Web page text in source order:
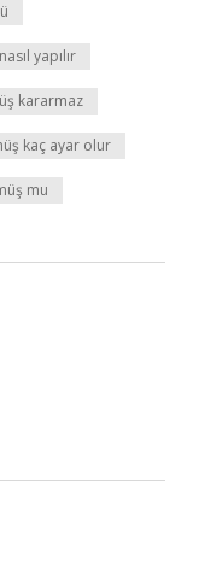
yapılır
kararmaz
kaç ayar olur
mu